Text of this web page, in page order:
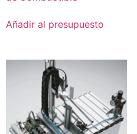
Añadir al presupuesto